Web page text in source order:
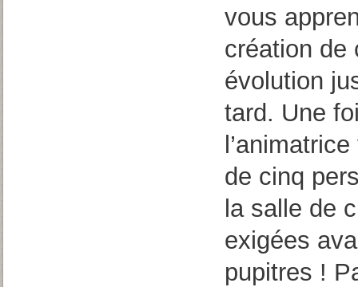
vous
création de
évolution
tard. Une
de cinq
la salle de
exigées
pupitres !